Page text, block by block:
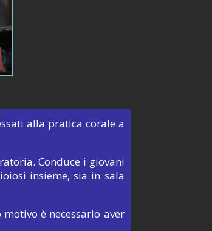
alla pratica corale a
Conduce i giovani
insieme, sia in sala
è necessario aver